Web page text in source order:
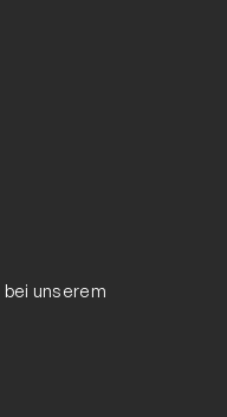
bei unserem